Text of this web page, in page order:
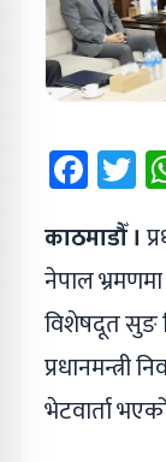
काठमाडौँ ।
नेपाल भ्रमणमा
विशेषदूत सुङ
प्रधानमन्त्री
भेटवार्ता